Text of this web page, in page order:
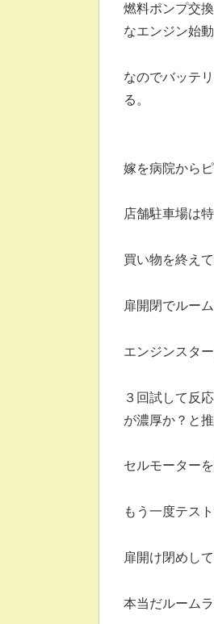
燃料ポンプ交
なエンジン始動
なのでバッテ
る。
嫁を病院から
店舗駐車場は
買い物を終え
扉開閉でルー
エンジンスタ
３回試して反
が濃厚か？と推
セルモーター
もう一度テス
扉開け閉めし
本当だルーム